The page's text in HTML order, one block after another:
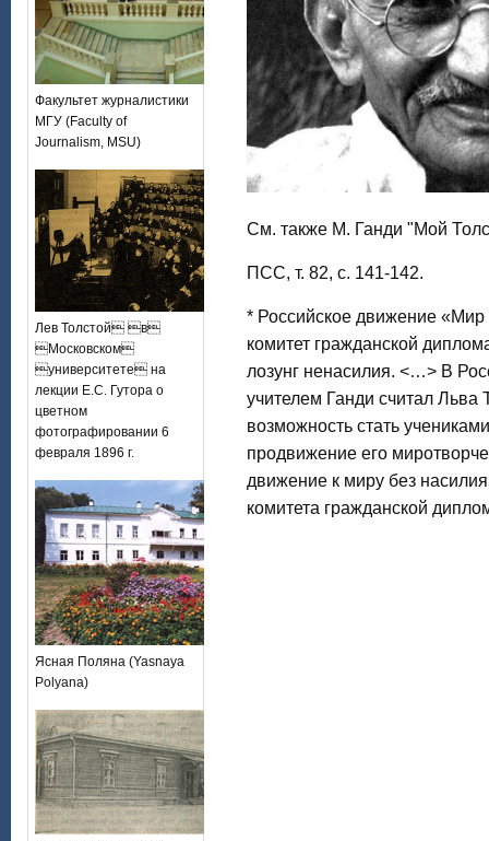
Факультет журналистики
МГУ (Faculty of
Journalism, MSU)
Лев Толстой в
Московском
университете на
лекции Е.С. Гутора о
цветном
фотографировании 6
февраля 1896 г.
Ясная Поляна (Yasnaya
Polyana)
См. также М. Ганди "Мой
ПСС, т. 82, с. 141-142.
* Российское движение
комитет гражданской
лозунг ненасилия. <…> В
учителем Ганди считал Льва
возможность стать
продвижение его
движение к миру без
комитета гражданской